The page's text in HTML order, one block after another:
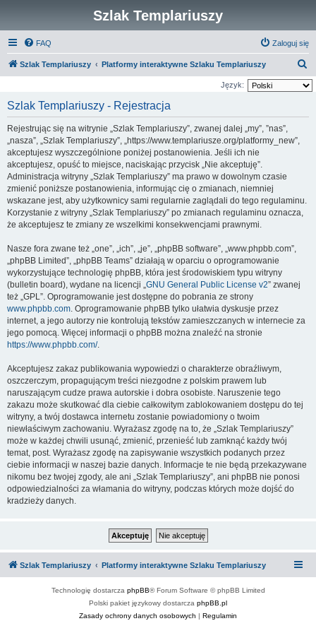
Szlak Templariuszy
FAQ Zaloguj się
Szlak Templariuszy Platformy interaktywne Szlaku Templariuszy
z
Język:
Szlak Templariuszy - Rejestracja
Rejestrując się na witrynie „Szlak Templariuszy”, zwanej dalej „my”, ”nas”,
„nasza”, „Szlak Templariuszy”, „https://www.templariusze.org/platformy_new”,
akceptujesz wyszczególnione poniżej postanowienia. Jeśli ich nie
akceptujesz, opuść to miejsce, naciskając przycisk „Nie akceptuję”.
Administracja witryny „Szlak Templariuszy” ma prawo w dowolnym czasie
zmienić poniższe postanowienia, informując cię o zmianach, niemniej
wskazane jest, aby użytkownicy sami regularnie zaglądali do tego regulaminu.
Korzystanie z witryny „Szlak Templariuszy” po zmianach regulaminu oznacza,
że akceptujesz te zmiany ze wszelkimi konsekwencjami prawnymi.
Nasze fora zwane też „one”, „ich”, „je”, „phpBB software”, „www.phpbb.com”,
„phpBB Limited”, „phpBB Teams” działają w oparciu o oprogramowanie
wykorzystujące technologię phpBB, która jest środowiskiem typu witryny
(bulletin board), wydane na licencji „GNU General Public License v2” zwanej
też „GPL”. Oprogramowanie jest dostępne do pobrania ze strony
www.phpbb.com. Oprogramowanie phpBB tylko ułatwia dyskusje przez
internet, a jego autorzy nie kontrolują tekstów zamieszczanych w internecie za
jego pomocą. Więcej informacji o phpBB można znaleźć na stronie
https://www.phpbb.com/.
Akceptujesz zakaz publikowania wypowiedzi o charakterze obraźliwym,
oszczerczym, propagującym treści niezgodne z polskim prawem lub
naruszającym cudze prawa autorskie i dobra osobiste. Naruszenie tego
zakazu może skutkować dla ciebie całkowitym zablokowaniem dostępu do tej
witryny, a twój dostawca internetu zostanie powiadomiony o twoim
niewłaściwym zachowaniu. Wyrażasz zgodę na to, że „Szlak Templariuszy”
może w każdej chwili usunąć, zmienić, przenieść lub zamknąć każdy twój
temat, post. Wyrażasz zgodę na zapisywanie wszystkich podanych przez
ciebie informacji w naszej bazie danych. Informacje te nie będą przekazywane
nikomu bez twojej zgody, ale ani „Szlak Templariuszy”, ani phpBB nie ponosi
odpowiedzialności za włamania do witryny, podczas których może dojść do
kradzieży danych.
Szlak Templariuszy Platformy interaktywne Szlaku Templariuszy
Technologię dostarcza phpBB® Forum Software © phpBB Limited
Polski pakiet językowy dostarcza phpBB.pl
Zasady ochrony danych osobowych | Regulamin